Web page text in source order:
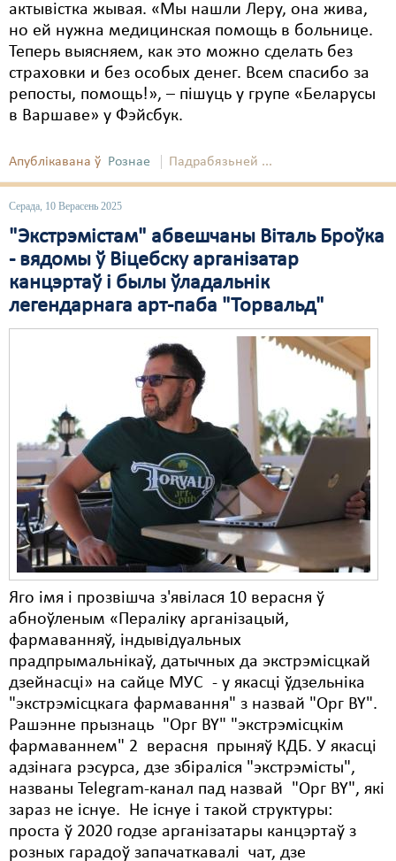
актывістка жывая. «Мы нашли Леру, она жива,
но ей нужна медицинская помощь в больнице.
Теперь выясняем, как это можно сделать без
страховки и без особых денег. Всем спасибо за
репосты, помощь!», – пішуць у групе «Беларусы
в Варшаве» у Фэйсбук.
Апублікавана ў Рознае Падрабязьней ...
Серада, 10 Верасень 2025
"Экстрэмістам" абвешчаны Віталь Броўка
- вядомы ў Віцебску арганізатар
канцэртаў і былы ўладальнік
легендарнага арт-паба "Торвальд"
Яго імя і прозвішча з'явілася 10 верасня ў
абноўленым «Пераліку арганізацый,
фармаванняў, індывідуальных
прадпрымальнікаў, датычных да экстрэмісцкай
дзейнасці» на сайце МУС - у якасці ўдзельніка
"экстрэмісцкага фармавання" з назвай "Орг BY".
Рашэнне прызнаць "Орг BY" "экстрэмісцкім
фармаваннем" 2 верасня прыняў КДБ. У якасці
адзінага рэсурса, дзе збіраліся "экстрэмісты",
названы Telegram-канал пад назвай "Орг BY", які
зараз не існуе. Не існуе і такой структуры:
проста ў 2020 годзе арганізатары канцэртаў з
розных гарадоў запачаткавалі чат, дзе